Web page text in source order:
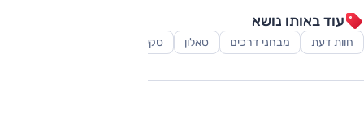
עוד באותו נושא
חוות דעת מבחני דרכים סאלון סקירות